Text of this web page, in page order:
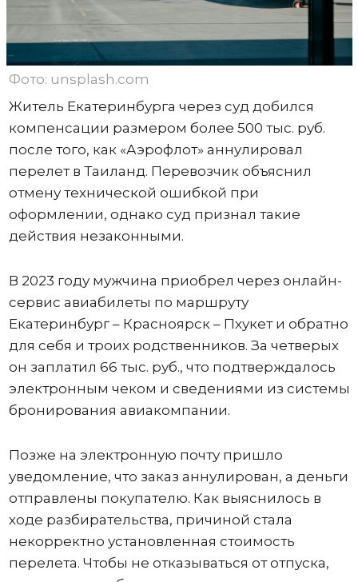
Фото: unsplash.com
Житель Екатеринбурга через суд добился
компенсации размером более 500 тыс. руб.
после того, как «Аэрофлот» аннулировал
перелет в Таиланд. Перевозчик объяснил
отмену технической ошибкой при
оформлении, однако суд признал такие
действия незаконными.
В 2023 году мужчина приобрел через онлайн-
сервис авиабилеты по маршруту
Екатеринбург – Красноярск – Пхукет и обратно
для себя и троих родственников. За четверых
он заплатил 66 тыс. руб., что подтверждалось
электронным чеком и сведениями из системы
бронирования авиакомпании.
Позже на электронную почту пришло
уведомление, что заказ аннулирован, а деньги
отправлены покупателю. Как выяснилось в
ходе разбирательства, причиной стала
некорректно установленная стоимость
перелета. Чтобы не отказываться от отпуска,